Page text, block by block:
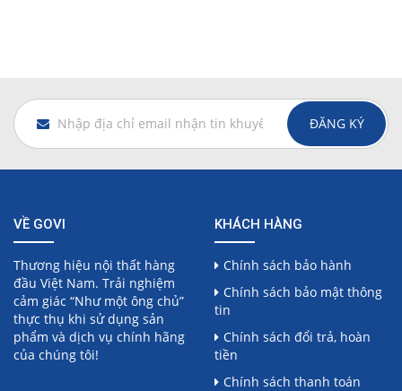
ĐĂNG KÝ
VỀ GOVI
Thương hiệu nội thất hàng
đầu Việt Nam. Trải nghiệm
cảm giác “Như một ông chủ”
thực thụ khi sử dụng sản
phẩm và dịch vụ chính hãng
của chúng tôi!
KHÁCH HÀNG
Chính sách bảo hành
Chính sách bảo mật thông
tin
Chính sách đổi trả, hoàn
tiền
Chính sách thanh toán